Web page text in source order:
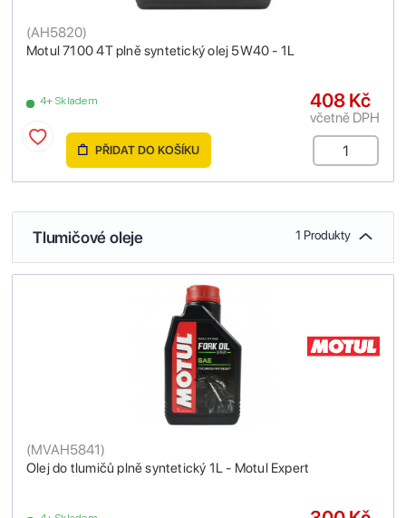
Motul 7100 4T plně syntetický olej 5W40 - 1L
(AH5820)
4+ Skladem 408 Kč
včetně DPH
PŘIDAT DO KOŠÍKU
Tlumičové oleje 1 Produkty
Olej do tlumičů plně syntetický 1L - Motul Expert
(MVAH5841)